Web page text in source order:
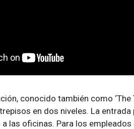
conocido también como
en dos niveles. La
las oficinas. Para los